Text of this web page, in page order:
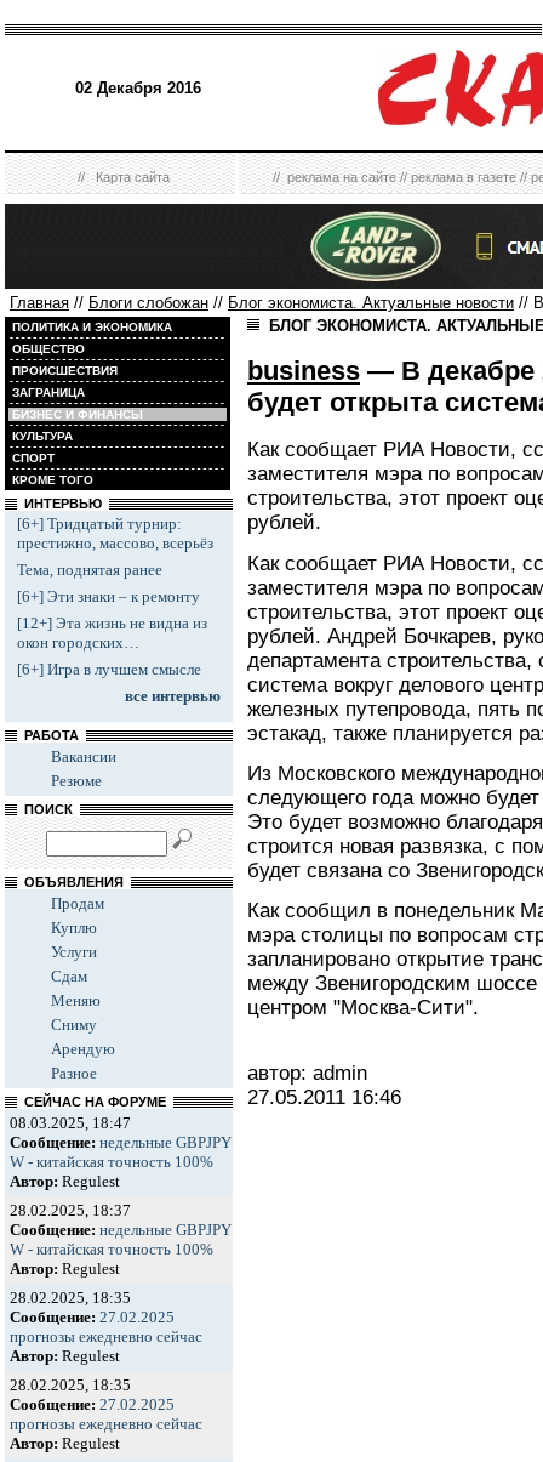
02 Декабря 2016
//Карта сайта //реклама на сайте//реклама в газете//
Главная // Блоги слобожан // Блог экономиста. Актуальные новости //
ПОЛИТИКА И ЭКОНОМИКА
ОБЩЕСТВО
ПРОИСШЕСТВИЯ
ЗАГРАНИЦА
БИЗНЕС И ФИНАНСЫ
КУЛЬТУРА
СПОРТ
КРОМЕ ТОГО
ИНТЕРВЬЮ
[6+] Тридцатый турнир:
престижно, массово, всерьёз
Тема, поднятая ранее
[6+] Эти знаки – к ремонту
[12+] Эта жизнь не видна из
окон городских…
[6+] Игра в лучшем смысле
все интервью
РАБОТА
Вакансии
Резюме
ПОИСК
ОБЪЯВЛЕНИЯ
Продам
Куплю
Услуги
Сдам
Меняю
Сниму
Арендую
Разное
СЕЙЧАС НА ФОРУМЕ
08.03.2025, 18:47
Сообщение: недельные GBPJPY
W - китайская точность 100%
Автор: Regulest
28.02.2025, 18:37
Сообщение: недельные GBPJPY
W - китайская точность 100%
Автор: Regulest
28.02.2025, 18:35
Сообщение: 27.02.2025
прогнозы ежедневно сейчас
Автор: Regulest
28.02.2025, 18:35
Сообщение: 27.02.2025
прогнозы ежедневно сейчас
Автор: Regulest
БЛОГ ЭКОНОМИСТА.
business — В декабре
будет открыта
Как сообщает РИА Новости,
заместителя мэра по
строительства, этот проект
рублей.
Как сообщает РИА Новости,
заместителя мэра по
строительства, этот проект
рублей. Андрей Бочкарев,
департамента
система вокруг делового
железных путепровода, пять
эстакад, также планируется
Из Московского
следующего года можно
Это будет возможно
строится новая развязка, с
будет связана со
Как сообщил в понедельник
мэра столицы по вопросам
запланировано открытие
между Звенигородским
центром "Москва-Сити".
автор: admin
27.05.2011 16:46